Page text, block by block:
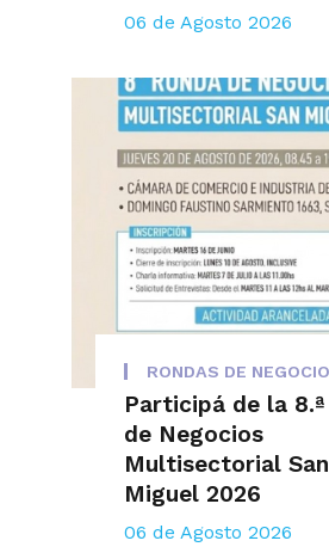
06 de Agosto 2026
RONDAS DE
Participá de la 8.ª
de Negocios
Multisectorial San
Miguel 2026
06 de Agosto 2026